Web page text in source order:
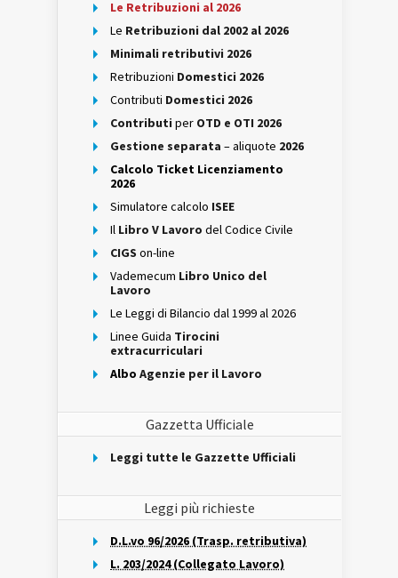
Le Retribuzioni al 2026
Le Retribuzioni dal 2002 al 2026
Minimali retributivi 2026
Retribuzioni Domestici 2026
Contributi Domestici 2026
Contributi per OTD e OTI 2026
Gestione separata – aliquote 2026
Calcolo Ticket Licenziamento
2026
Simulatore calcolo ISEE
Il Libro V Lavoro del Codice Civile
CIGS on-line
Vademecum Libro Unico del
Lavoro
Le Leggi di Bilancio dal 1999 al 2026
Linee Guida Tirocini
extracurriculari
Albo Agenzie per il Lavoro
Gazzetta Ufficiale
Leggi tutte le Gazzette Ufficiali
Leggi più richieste
D.L.vo 96/2026 (Trasp. retributiva)
L. 203/2024 (Collegato Lavoro)